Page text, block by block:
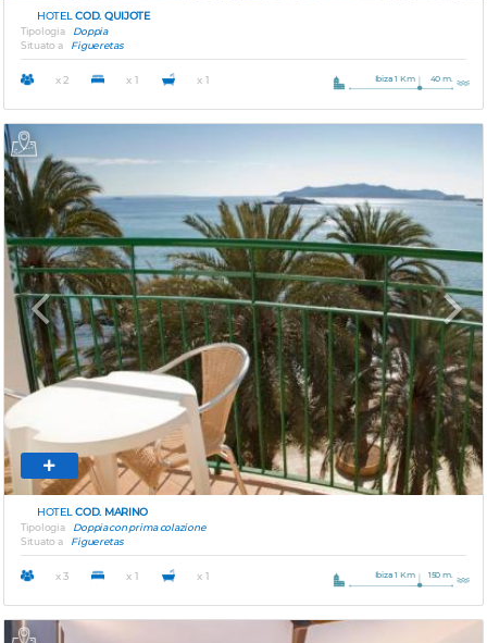
HOTELCOD. QUIJOTE
Tipologia
Doppia
Situato a
Figueretas
x 2 x 1 x 1 Ibiza 1 Km 40 m.
Previous Next
HOTELCOD. MARINO
Tipologia
Doppia con prima colazione
Situato a
Figueretas
x 3 x 1 x 1 Ibiza 1 Km 150 m.